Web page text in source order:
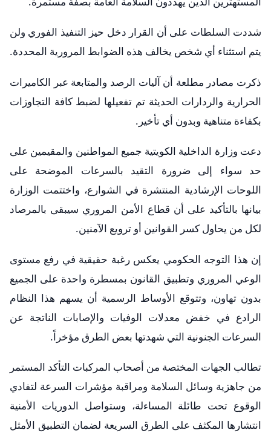
شددت السلطات على أن القرار دخل حيز التنفيذ الفوري ولن
يتم استثناء أي شخص يخالف هذه الضوابط المرورية المحددة.
ذكرت مصادر مطلعة أن آليات الرصد والمتابعة عبر الكاميرات
الحرارية والردارات الحديثة تم تفعيلها لضبط كافة التجاوزات
بكفاءة متناهية وبدون أي تأخير.
دعت وزارة الداخلية الكويتية جميع المواطنين والمقيمين على
حد سواء إلى ضرورة التقيد بالسرعات الموضحة على
اللوحات الإرشادية المنتشرة في الشوارع، واختتمت الوزارة
بيانها بالتأكيد على أن قطاع الأمن المروري سيبقى بالمرصاد
لكل من يحاول كسر القوانين أو ترويع الآمنين.
إن هذا التوجه الحكومي يعكس رغبة حقيقية في رفع مستوى
الوعي المروري وتطبيق القانون بمسطرة واحدة على الجميع
بدون تهاون، وتتوقع الأوساط الرسمية أن يسهم هذا النظام
الرادع في خفض معدلات الوفيات والإصابات الناتجة عن
السرعات الجنونية التي شهدتها بعض الطرق مؤخراً.
تطالب الجهات المختصة من أصحاب المركبات التأكد المستمر
من جاهزية وسائل السلامة ومراقبة مؤشرات السرعة لتفادي
الوقوع تحت طائلة المساءلة، وستواصل الدوريات الأمنية
انتشارها المكثف على الطرق السريعة لضمان التطبيق الأمثل